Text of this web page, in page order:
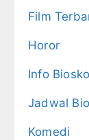
Film
Horor
Info
Jadwal
Komedi